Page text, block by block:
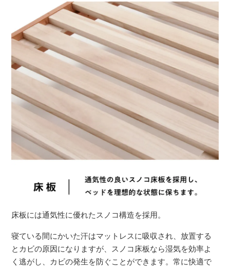
床板には通気性に優れたスノコ構造を採用。
寝ている間にかいた汗はマットレスに吸収され、放置する
とカビの原因になりますが、スノコ床板なら湿気を効率よ
く逃がし、カビの発生を防ぐことができます。常に快適で